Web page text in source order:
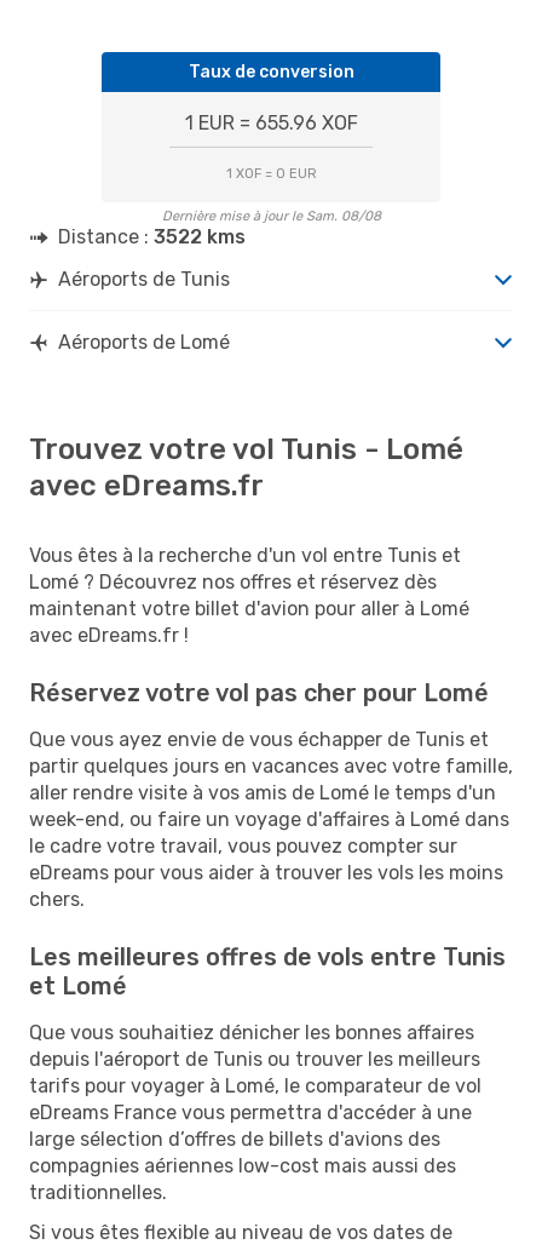
Taux de conversion
1 EUR = 655.96 XOF
1 XOF = 0 EUR
Dernière mise à jour le Sam. 08/08
Distance : 3522 kms
Aéroports de Tunis
Aéroports de Lomé
Trouvez votre vol Tunis - Lomé
avec eDreams.fr
Vous êtes à la recherche d'un vol entre Tunis et
Lomé ? Découvrez nos offres et réservez dès
maintenant votre billet d'avion pour aller à Lomé
avec eDreams.fr !
Réservez votre vol pas cher pour Lomé
Que vous ayez envie de vous échapper de Tunis et
partir quelques jours en vacances avec votre famille,
aller rendre visite à vos amis de Lomé le temps d'un
week-end, ou faire un voyage d'affaires à Lomé dans
le cadre votre travail, vous pouvez compter sur
eDreams pour vous aider à trouver les vols les moins
chers.
Les meilleures offres de vols entre Tunis
et Lomé
Que vous souhaitiez dénicher les bonnes affaires
depuis l'aéroport de Tunis ou trouver les meilleurs
tarifs pour voyager à Lomé, le comparateur de vol
eDreams France vous permettra d'accéder à une
large sélection d’offres de billets d'avions des
compagnies aériennes low-cost mais aussi des
traditionnelles.
Si vous êtes flexible au niveau de vos dates de